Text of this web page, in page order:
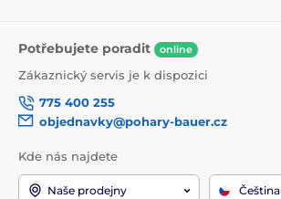
Potřebujete poradit online
Zákaznický servis je k dispozici
775 400 255
objednavky@pohary-bauer.cz
Kde nás najdete
Naše prodejny Čeština